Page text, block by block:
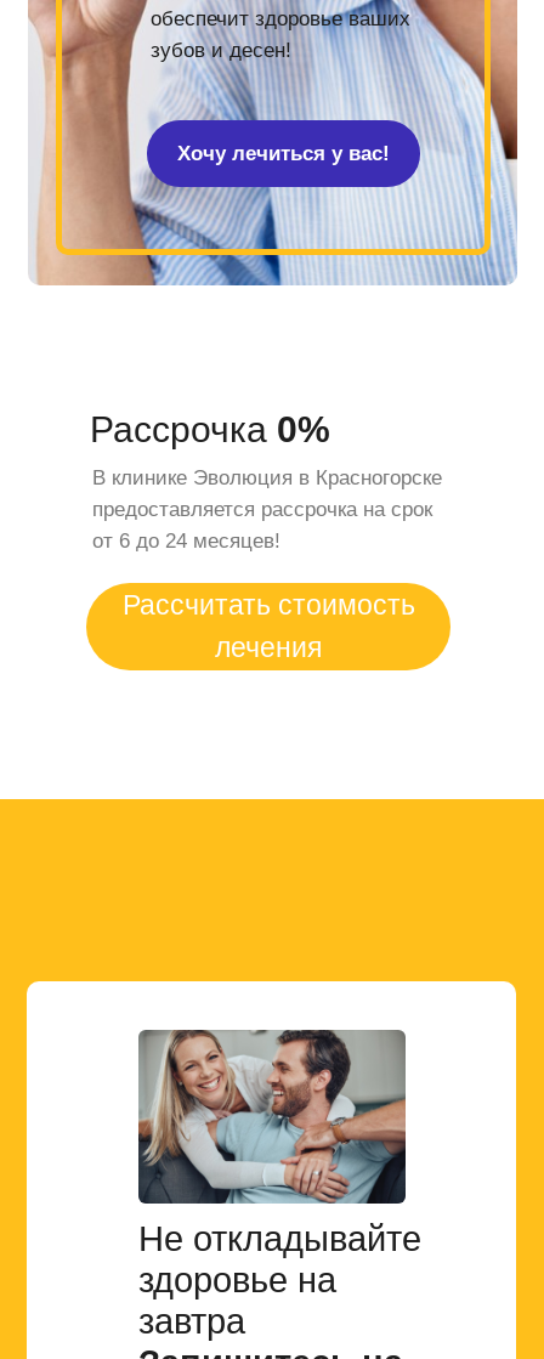
обеспечит здоровье ваших
зубов и десен!
Хочу лечиться у вас!
Рассрочка 0%
В клинике Эволюция в Красногорске
предоставляется рассрочка на срок
от 6 до 24 месяцев!
Рассчитать стоимость
лечения
Не откладывайте
здоровье на
завтра